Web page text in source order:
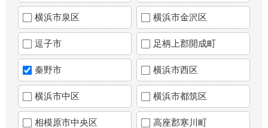
横浜市泉区 横浜市金沢区
逗子市 足柄上郡開成町
秦野市 横浜市西区
横浜市中区 横浜市都筑区
相模原市中央区 高座郡寒川町